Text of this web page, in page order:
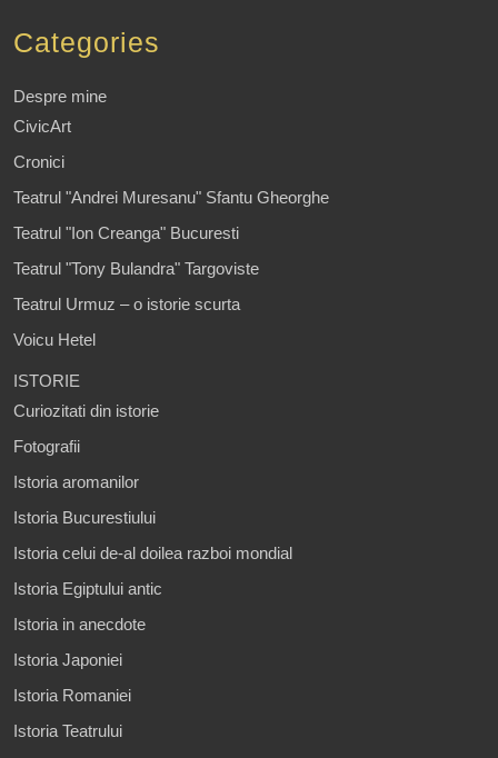
Categories
Despre mine
CivicArt
Cronici
Teatrul "Andrei Muresanu" Sfantu Gheorghe
Teatrul "Ion Creanga" Bucuresti
Teatrul "Tony Bulandra" Targoviste
Teatrul Urmuz – o istorie scurta
Voicu Hetel
ISTORIE
Curiozitati din istorie
Fotografii
Istoria aromanilor
Istoria Bucurestiului
Istoria celui de-al doilea razboi mondial
Istoria Egiptului antic
Istoria in anecdote
Istoria Japoniei
Istoria Romaniei
Istoria Teatrului